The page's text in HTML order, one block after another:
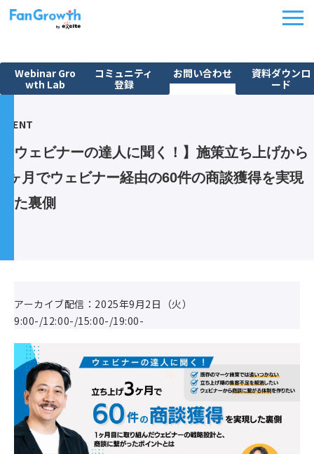
Webinar Gro
wth Lab
コミュニティ
登録
お問い合わせ
資料ダウンロ
ード
課題から探す
施策別活用シーン
EVENT
【ウェビナーの達人に聞く！】施策立ち上げから
3ヶ月でウェビナー経由の60件の商談獲得を実現
した裏側
アーカイブ配信：2025年9月2日（火）
9:00-/12:00-/15:00-/19:00-